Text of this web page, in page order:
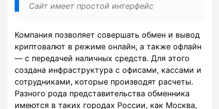
Сайт имеет простой интерфейс
Компания позволяет совершать обмен и вывод
криптовалют в режиме онлайн, а также офлайн
— с передачей наличных средств. Для этого
создана инфраструктура с офисами, кассами и
сотрудниками, которые производят расчеты.
Разного рода представительства обменника
имеются в таких городах России, как Москва,